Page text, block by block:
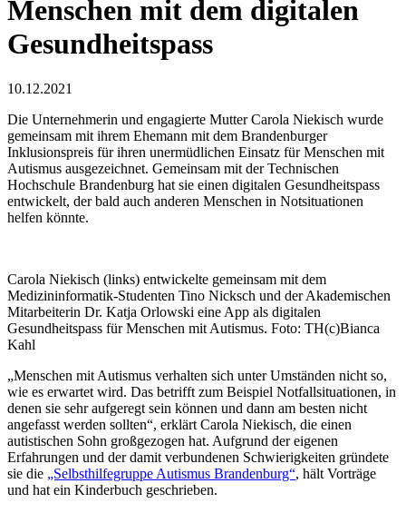
Menschen mit dem digitalen
Gesundheitspass
10.12.2021
Die Unternehmerin und engagierte Mutter Carola Niekisch wurde
gemeinsam mit ihrem Ehemann mit dem Brandenburger
Inklusionspreis für ihren unermüdlichen Einsatz für Menschen mit
Autismus ausgezeichnet. Gemeinsam mit der Technischen
Hochschule Brandenburg hat sie einen digitalen Gesundheitspass
entwickelt, der bald auch anderen Menschen in Notsituationen
helfen könnte.
Carola Niekisch (links) entwickelte gemeinsam mit dem
Medizininformatik-Studenten Tino Nicksch und der Akademischen
Mitarbeiterin Dr. Katja Orlowski eine App als digitalen
Gesundheitspass für Menschen mit Autismus. Foto: TH(c)Bianca
Kahl
„Menschen mit Autismus verhalten sich unter Umständen nicht so,
wie es erwartet wird. Das betrifft zum Beispiel Notfallsituationen, in
denen sie sehr aufgeregt sein können und dann am besten nicht
angefasst werden sollten“, erklärt Carola Niekisch, die einen
autistischen Sohn großgezogen hat. Aufgrund der eigenen
Erfahrungen und der damit verbundenen Schwierigkeiten gründete
sie die „Selbsthilfegruppe Autismus Brandenburg“, hält Vorträge
und hat ein Kinderbuch geschrieben.